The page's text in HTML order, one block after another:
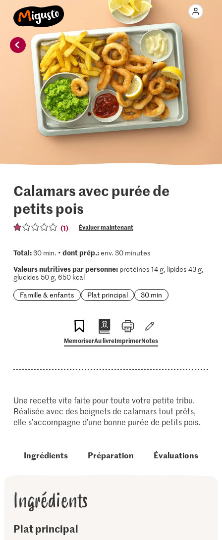
Calamars avec purée de
petits pois
(1) Évaluer maintenant
Total:30 min. • dont prép.:env. 30 minutes
Valeurs nutritives par personne:protéines 14 g, lipides 43 g,
glucides 50 g, 650 kcal
Famille & enfants
Plat principal 30 min
MemoriserAu livreImprimerNotes
Une recette vite faite pour toute votre petite tribu.
Réalisée avec des beignets de calamars tout prêts,
elle s’accompagne d’une bonne purée de petits pois.
Ingrédients Préparation Évaluations
Ingrédients
Plat principal